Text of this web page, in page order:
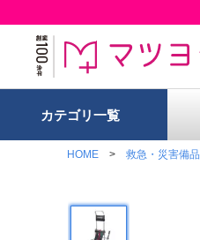
カテゴリ一覧
HOME 救急・災害備品